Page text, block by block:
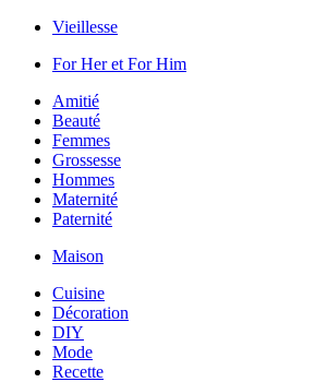
Vieillesse
For Her et For Him
Amitié
Beauté
Femmes
Grossesse
Hommes
Maternité
Paternité
Maison
Cuisine
Décoration
DIY
Mode
Recette